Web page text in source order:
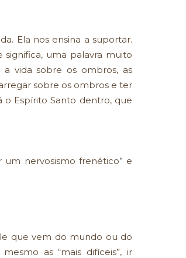
Ela nos ensina a suportar.
uma palavra muito
vida sobre os ombros, as
sobre os ombros e ter
Espírito Santo dentro, que
um nervosismo frenético” e
que vem do mundo ou do
as “mais difíceis”, ir